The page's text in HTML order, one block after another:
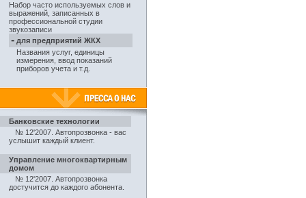
Набор часто используемых слов и
выражений, записанных в
профессиональной студии
звукозаписи
- для предприятий ЖКХ
Названия услуг, единицы
измерения, ввод показаний
приборов учета и т.д.
Банковские технологии
№ 12'2007. Автопрозвонка - вас
услышит каждый клиент.
Управление многоквартирным
домом
№ 12'2007. Автопрозвонка
достучится до каждого абонента